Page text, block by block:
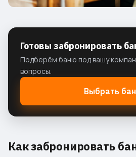
Готовы забронировать
Подберём баню под вашу
вопросы.
Выбрать
Как забронировать